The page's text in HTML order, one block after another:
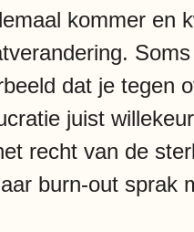
kommer en
dat je tegen
juist
recht van de
burn-out sprak